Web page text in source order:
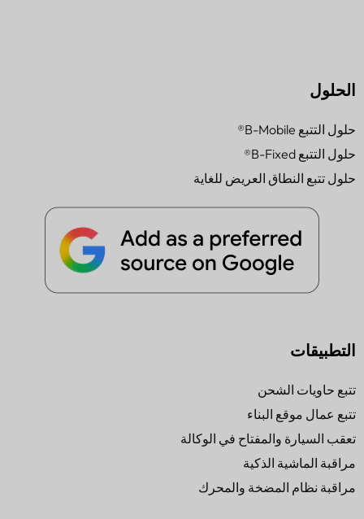
الحلول
حلول التتبع B-Mobile®
حلول التتبع B-Fixed®
حلول تتبع النطاق العريض للغاية
التطبيقات
تتبع حاويات الشحن
تتبع عمال موقع البناء
تعقب السيارة والمفتاح في الوكالة
مراقبة الماشية الذكية
مراقبة نظام المضخة والمحرك